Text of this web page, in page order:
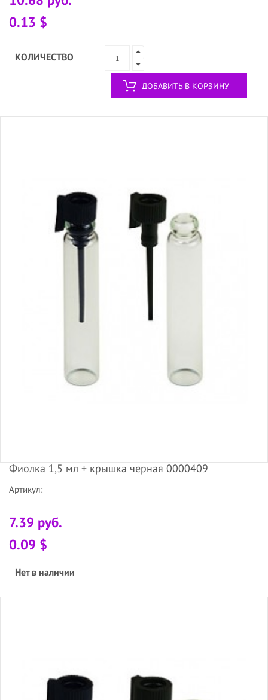
0.13 $
КОЛИЧЕСТВО
ДОБАВИТЬ В КОРЗИНУ
Фиолка 1,5 мл + крышка черная 0000409
Артикул:
7.39 руб.
0.09 $
Нет в наличии